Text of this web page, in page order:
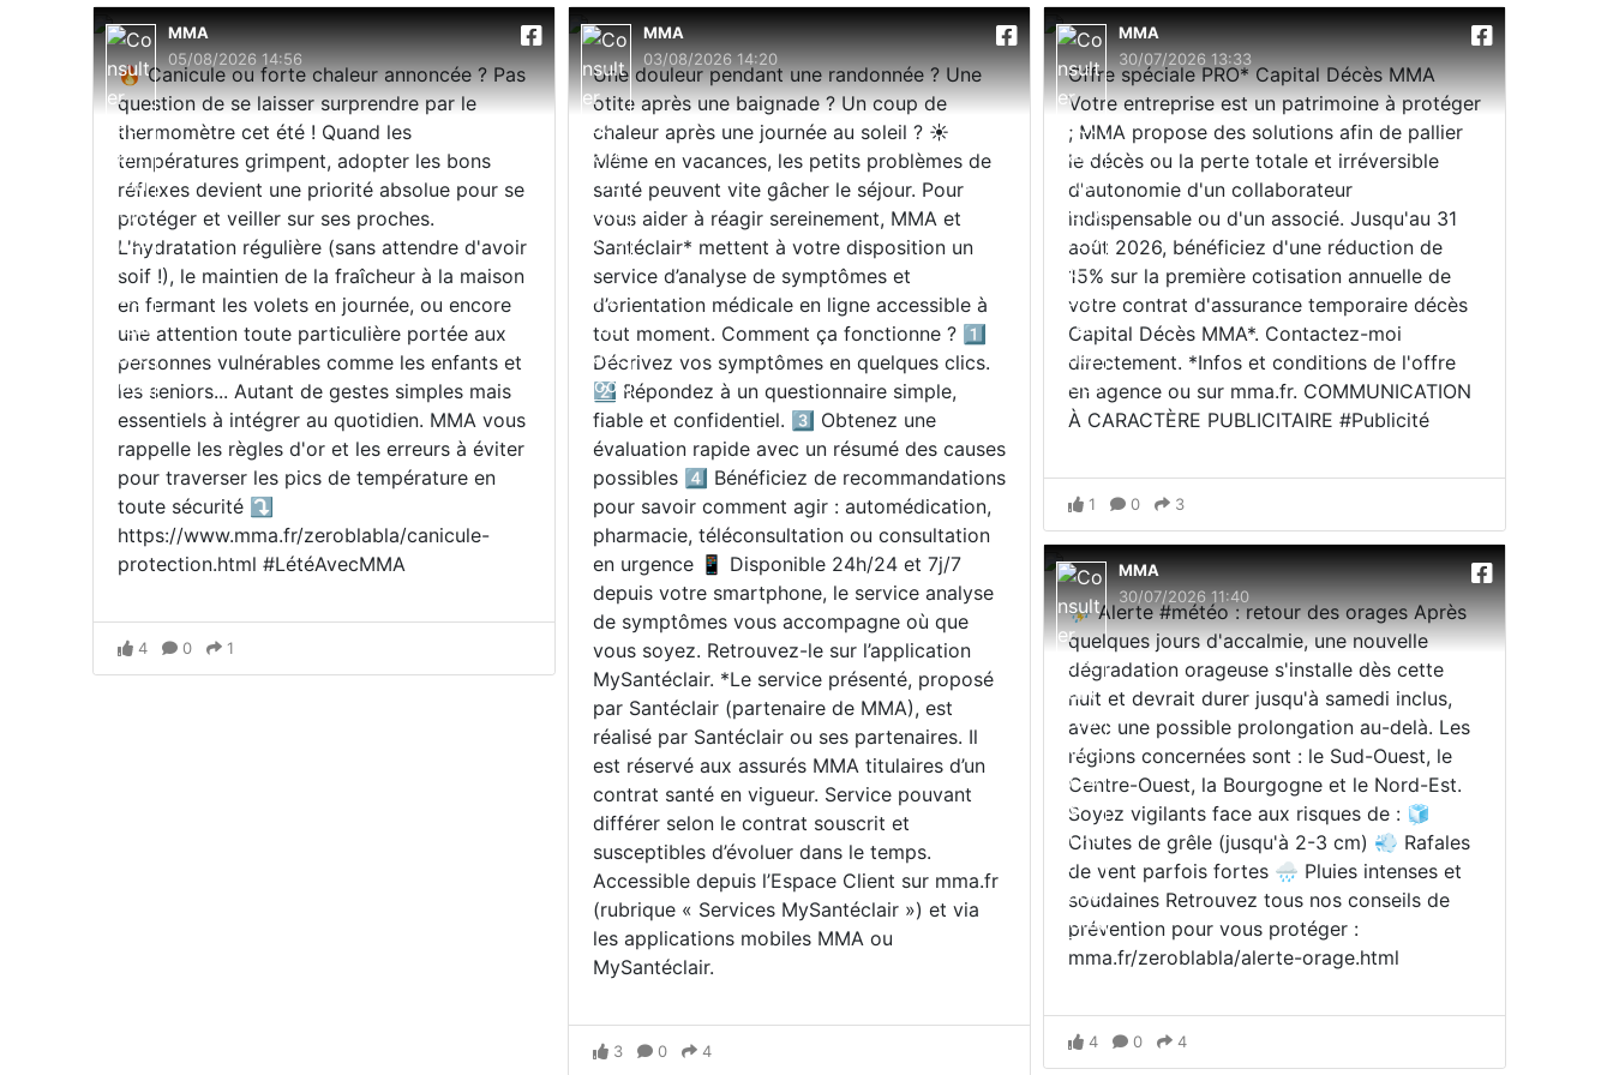
MMA
05/08/2026 14:56
🔥 Canicule ou forte chaleur annoncée ? Pas
question de se laisser surprendre par le
thermomètre cet été ! Quand les
températures grimpent, adopter les bons
réflexes devient une priorité absolue pour se
protéger et veiller sur ses proches.
L'hydratation régulière (sans attendre d'avoir
soif !), le maintien de la fraîcheur à la maison
en fermant les volets en journée, ou encore
une attention toute particulière portée aux
personnes vulnérables comme les enfants et
les seniors... Autant de gestes simples mais
essentiels à intégrer au quotidien. MMA vous
rappelle les règles d'or et les erreurs à éviter
pour traverser les pics de température en
toute sécurité ⤵️
https://www.mma.fr/zeroblabla/canicule-
protection.html #LétéAvecMMA
4 0 1
MMA
03/08/2026 14:20
Une douleur pendant une randonnée ? Une
otite après une baignade ? Un coup de
chaleur après une journée au soleil ? ☀️
Même en vacances, les petits problèmes de
santé peuvent vite gâcher le séjour. Pour
vous aider à réagir sereinement, MMA et
Santéclair* mettent à votre disposition un
service d’analyse de symptômes et
d’orientation médicale en ligne accessible à
tout moment. Comment ça fonctionne ? 1️⃣
Décrivez vos symptômes en quelques clics.
2️⃣ Répondez à un questionnaire simple,
fiable et confidentiel. 3️⃣ Obtenez une
évaluation rapide avec un résumé des causes
possibles 4️⃣ Bénéficiez de recommandations
pour savoir comment agir : automédication,
pharmacie, téléconsultation ou consultation
en urgence 📱 Disponible 24h/24 et 7j/7
depuis votre smartphone, le service analyse
de symptômes vous accompagne où que
vous soyez. Retrouvez-le sur l’application
MySantéclair. *Le service présenté, proposé
par Santéclair (partenaire de MMA), est
réalisé par Santéclair ou ses partenaires. Il
est réservé aux assurés MMA titulaires d’un
contrat santé en vigueur. Service pouvant
différer selon le contrat souscrit et
susceptibles d’évoluer dans le temps.
Accessible depuis l’Espace Client sur mma.fr
(rubrique « Services MySantéclair ») et via
les applications mobiles MMA ou
MySantéclair.
3 0 4
MMA
30/07/2026 13:33
Offre spéciale PRO* Capital Décès MMA
Votre entreprise est un patrimoine à protéger
; MMA propose des solutions afin de pallier
le décès ou la perte totale et irréversible
d'autonomie d'un collaborateur
indispensable ou d'un associé. Jusqu'au 31
août 2026, bénéficiez d'une réduction de
15% sur la première cotisation annuelle de
votre contrat d'assurance temporaire décès
Capital Décès MMA*. Contactez-moi
directement. *Infos et conditions de l'offre
en agence ou sur mma.fr. COMMUNICATION
À CARACTÈRE PUBLICITAIRE #Publicité
1 0 3
MMA
30/07/2026 11:40
⛈️ Alerte #météo : retour des orages Après
quelques jours d'accalmie, une nouvelle
dégradation orageuse s'installe dès cette
nuit et devrait durer jusqu'à samedi inclus,
avec une possible prolongation au-delà. Les
régions concernées sont : le Sud-Ouest, le
Centre-Ouest, la Bourgogne et le Nord-Est.
Soyez vigilants face aux risques de : 🧊
Chutes de grêle (jusqu'à 2-3 cm) 💨 Rafales
de vent parfois fortes 🌧️ Pluies intenses et
soudaines Retrouvez tous nos conseils de
prévention pour vous protéger :
mma.fr/zeroblabla/alerte-orage.html
4 0 4